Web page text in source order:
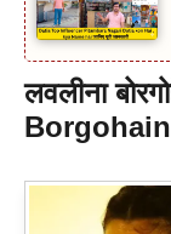
लवलीना